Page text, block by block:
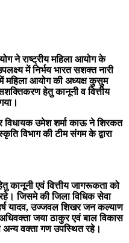
ने राष्ट्रीय महिला आयोग के
में निर्भय भारत सशक्त नारी
में महिला आयोग की अध्यक्ष कुसुम
हेतु कानूनी व वित्तीय
विधायक उमेश शर्मा काऊ ने शिरकत
विभाग की टीम संगम के द्वारा
कानूनी एवं वित्तीय जागरूकता को
जिसमे की जिला विधिक सेवा
यादव, उज्जवल शिखर जन कल्याण
जया ठाकुर एवं बाल विकास
अन्य वक्ता गण उपस्थित रहे।